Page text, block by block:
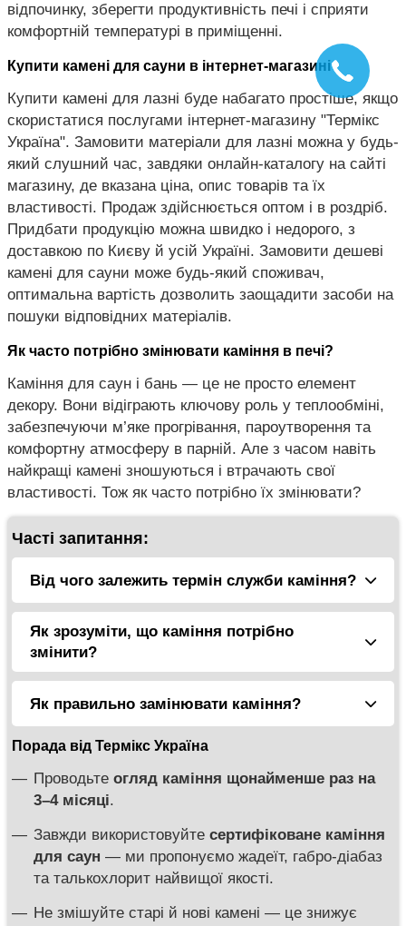
відпочинку, зберегти продуктивність печі і сприяти
комфортній температурі в приміщенні.
Купити камені для сауни в інтернет-магазині
Купити камені для лазні буде набагато простіше, якщо
скористатися послугами інтернет-магазину "Термікс
Україна". Замовити матеріали для лазні можна у будь-
який слушний час, завдяки онлайн-каталогу на сайті
магазину, де вказана ціна, опис товарів та їх
властивості. Продаж здійснюється оптом і в роздріб.
Придбати продукцію можна швидко і недорого, з
доставкою по Києву й усій Україні. Замовити дешеві
камені для сауни може будь-який споживач,
оптимальна вартість дозволить заощадити засоби на
пошуки відповідних матеріалів.
Як часто потрібно змінювати каміння в печі?
Каміння для саун і бань — це не просто елемент
декору. Вони відіграють ключову роль у теплообміні,
забезпечуючи м’яке прогрівання, пароутворення та
комфортну атмосферу в парній. Але з часом навіть
найкращі камені зношуються і втрачають свої
властивості. Тож як часто потрібно їх змінювати?
Часті запитання:
Від чого залежить термін служби каміння?
Тип каміння
Найбільш популярні — габро-діабаз,
талькохлорит, жадеїт. Вони витримують
різному.
Габро-діабаз:1–1,5 року.
Талькохлорит:до 2 років.
Інтенсивність використання печі
Для домашньої сауни (1–2 рази на
тиждень) — заміна каменів 1 раз на рік.
Як зрозуміти, що каміння потрібно
змінити?
кришитися або тріскатися
Вонивтратили форму або стали
пористими.
Відчуваєтьсярізкий запахпід час
нагрівання.
Пічдовше нагріваєтьсяабо гірше тримає
тепло.
Як правильно замінювати каміння?
Повністю вийміть старі камені.
Промийте кам’янку від пилу та крихт.
Великі — на дно.
Середні — в середину.
Маленькі — ближче до верху.
Порада від Термікс Україна
Проводьте огляд каміння щонайменше раз на
3–4 місяці.
Завжди використовуйте сертифіковане каміння
для саун — ми пропонуємо жадеїт, габро-діабаз
та талькохлорит найвищої якості.
Не змішуйте старі й нові камені — це знижує